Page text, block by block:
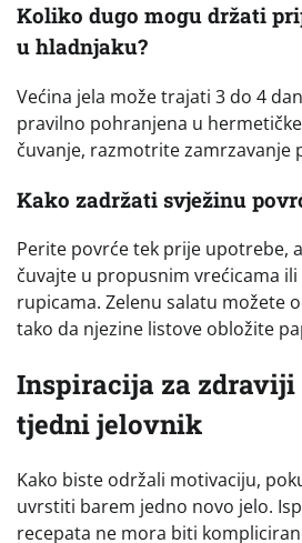
Koliko dugo mogu držati
u hladnjaku?
Većina jela može trajati 3 do 4
pravilno pohranjena u
čuvanje, razmotrite zamrzavanje
Kako zadržati svježinu
Perite povrće tek prije upotrebe,
čuvajte u propusnim vrećicama
rupicama. Zelenu salatu možete
tako da njezine listove obložite
Inspiracija za
tjedni jelovnik
Kako biste održali motivaciju,
uvrstiti barem jedno novo jelo.
recepata ne mora biti